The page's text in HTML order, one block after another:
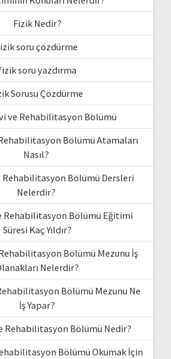
Fizik Nedir?
soru çözdürme
soru yazdırma
Sorusu Çözdürme
ve Rehabilitasyon Bölümü
Bölümü Atamaları
Nasıl?
Rehabilitasyon Bölümü Dersleri
Nelerdir?
Rehabilitasyon Bölümü Eğitimi
Süresi Kaç Yıldır?
Bölümü Mezunu İş
Nelerdir?
Bölümü Mezunu Ne
İş Yapar?
Rehabilitasyon Bölümü Nedir?
Bölümü Okumak İçin